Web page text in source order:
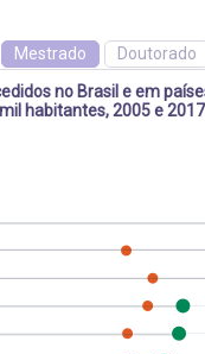
Mestrado Doutorado
no Brasil e em
habitantes, 2005 e 2017